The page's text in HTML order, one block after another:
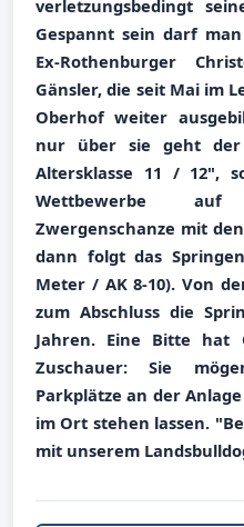
verletzungsbedingt
Gespannt sein darf
Ex-Rothenburger
Gänsler, die seit Mai im
Oberhof weiter
nur über sie geht
Altersklasse 11 / 12",
Wettbewerbe
Zwergenschanze mit
dann folgt das
Meter / AK 8-10). Von
zum Abschluss die
Jahren. Eine Bitte hat
Zuschauer: Sie
Parkplätze an der
im Ort stehen lassen.
mit unserem